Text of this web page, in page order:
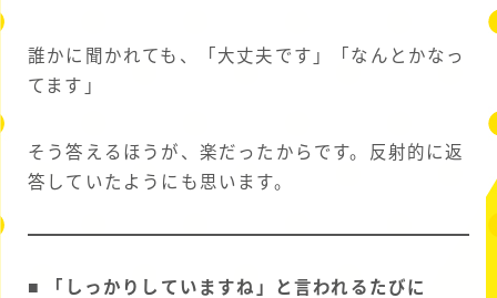
誰かに聞かれても、「大丈夫です」「なんとかなっ
てます」
そう答えるほうが、楽だったからです。反射的に返
答していたようにも思います。
■ 「しっかりしていますね」と言われるたびに